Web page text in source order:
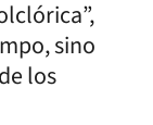
sino
los